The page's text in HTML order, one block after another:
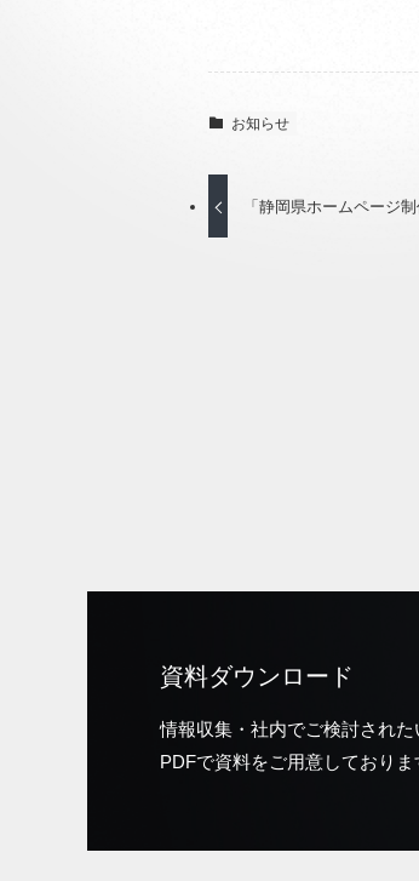
お知らせ
「静岡県ホームページ
資料ダウンロード
情報収集・社内でご検討された
PDFで資料をご用意しておりま